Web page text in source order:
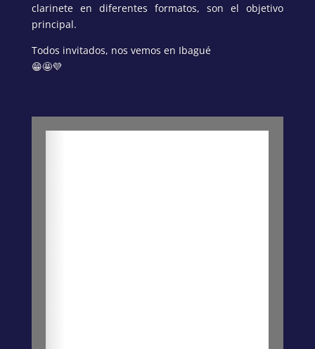
clarinete en diferentes formatos, son el objetivo
principal.
Todos invitados, nos vemos en Ibagué
😁🤩💜